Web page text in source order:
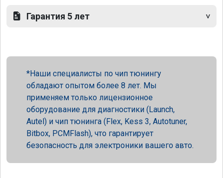
Гарантия 5 лет
Наши специалисты по чип тюнингу
обладают опытом более 8 лет. Мы
применяем только лицензионное
оборудование для диагностики (Launch,
Autel) и чип тюнинга (Flex, Kess 3, Autotuner,
Bitbox, PCMFlash), что гарантирует
безопасность для электроники вашего авто.